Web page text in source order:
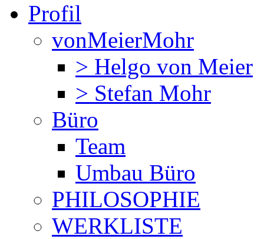
Profil
vonMeierMohr
> Helgo von Meier
> Stefan Mohr
Büro
Team
Umbau Büro
PHILOSOPHIE
WERKLISTE